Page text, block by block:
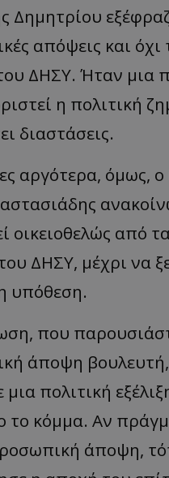
Δημητρίου
απόψεις και όχι
ΔΗΣΥ. Ήταν μια
η πολιτική
διαστάσεις.
αργότερα, όμως, ο
οικειοθελώς από
ΔΗΣΥ, μέχρι να
υπόθεση.
που
άποψη
μια πολιτική
το κόμμα. Αν
άποψη,